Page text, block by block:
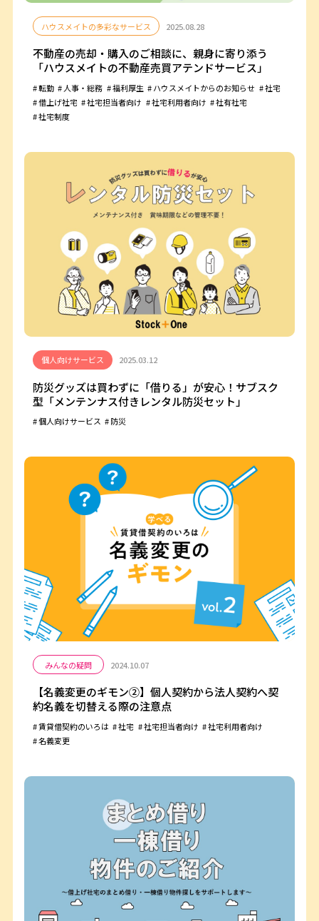
ハウスメイトの多彩なサービス 2025.08.28
不動産の売却・購入のご相談に、親身に寄り添う
「ハウスメイトの不動産売買アテンドサービス」
転勤 人事・総務 福利厚生 ハウスメイトからのお知らせ
社宅
借上げ社宅
社宅担当者向け 社宅利用者向け
社有社宅
社宅制度
個人向けサービス 2025.03.12
防災グッズは買わずに「借りる」が安心！サブスク
型「メンテンナス付きレンタル防災セット」
個人向けサービス 防災
みんなの疑問 2024.10.07
【名義変更のギモン②】個人契約から法人契約へ契
約名義を切替える際の注意点
賃貸借契約のいろは 社宅 社宅担当者向け
社宅利用者向け
名義変更